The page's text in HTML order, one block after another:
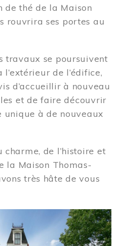
de thé de la Maison
rouvrira ses portes au
travaux se poursuivent
de l’édifice,
d’accueillir à nouveau
et de faire découvrir
unique à de nouveaux
de l’histoire et
la Maison Thomas-
très hâte de vous